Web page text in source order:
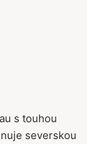
s touhou
severskou